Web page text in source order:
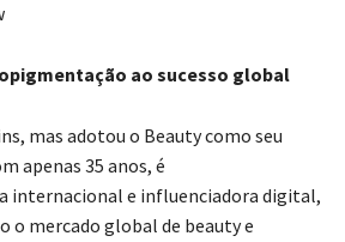
ao sucesso global
mas adotou o Beauty como seu
apenas 35 anos, é
internacional e influenciadora digital,
o mercado global de beauty e